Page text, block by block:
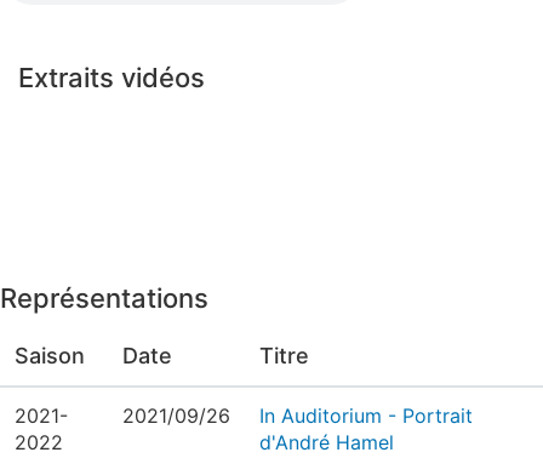
Extraits vidéos
Représentations
Saison Date Titre
2021-
2022
2021/09/26
In Auditorium - Portrait
d'André Hamel